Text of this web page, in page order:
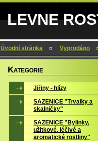
LEVNE
Úvodní stránka Vyprodáno
KATEGORIE
Jiřiny - hlízy
SAZENICE "Trvalky a
skalničky"
SAZENICE "Bylinky,
užitkové, léčivé a
aromatické rostliny"